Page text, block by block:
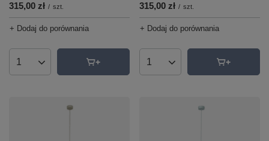
315,00 zł / szt.
+ Dodaj do porównania
Ilość produktów
315,00 zł / szt.
+ Dodaj do porównania
Ilość produktów